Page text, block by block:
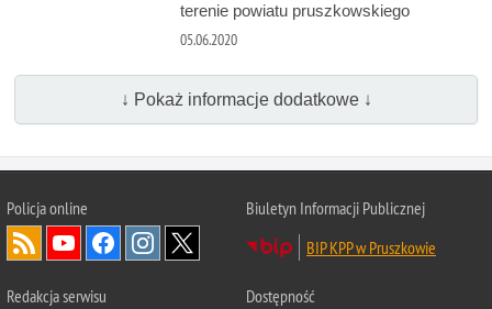
terenie powiatu pruszkowskiego
05.06.2020
↓ Pokaż informacje dodatkowe ↓
Policja online
Biuletyn Informacji Publicznej
BIP KPP w Pruszkowie
Redakcja serwisu
Dostępność